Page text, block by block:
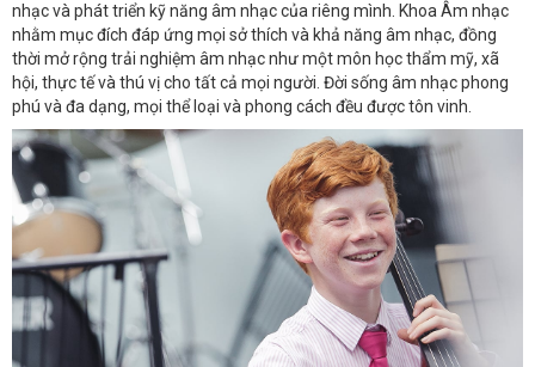
nhạc và phát triển kỹ năng âm nhạc của riêng mình. Khoa Âm nhạc
nhằm mục đích đáp ứng mọi sở thích và khả năng âm nhạc, đồng
thời mở rộng trải nghiệm âm nhạc như một môn học thẩm mỹ, xã
hội, thực tế và thú vị cho tất cả mọi người. Đời sống âm nhạc phong
phú và đa dạng, mọi thể loại và phong cách đều được tôn vinh.